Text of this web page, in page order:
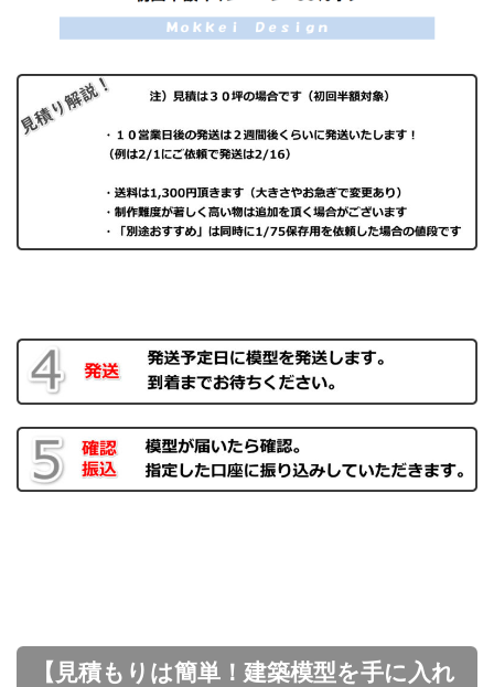
【見積もりは簡単！建築模型を手に入れ